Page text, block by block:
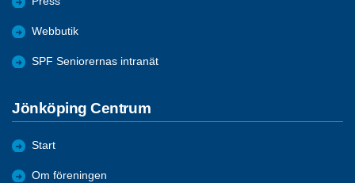
Webbutik
SPF Seniorernas intranät
Jönköping Centrum
Start
Om föreningen